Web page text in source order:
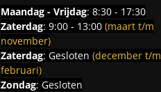
Maandag - Vrijdag: 8:30 - 17:30
Zaterdag: 9:00 - 13:00 (maart t/m
november)
Zaterdag: Gesloten (december t/m
februari)
Zondag: Gesloten